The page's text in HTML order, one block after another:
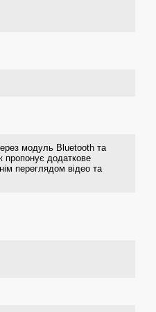
модуль Bluetooth та
пропонує додаткове
переглядом відео та